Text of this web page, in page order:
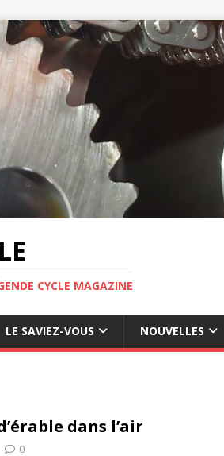
CYCLE MAGAZINE
LE SAVIEZ-VOUS NOUVELLES
dans l’air
0